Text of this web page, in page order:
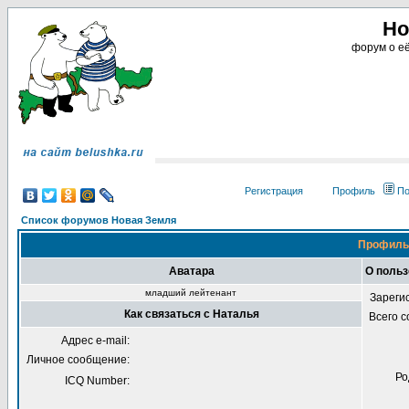
форум о
Регистрация Профиль
Список форумов Новая Земля
Профиль
Аватара О
младший лейтенант
Всего
Как связаться с Наталья
Адрес e-mail:
Личное сообщение:
ICQ Number: